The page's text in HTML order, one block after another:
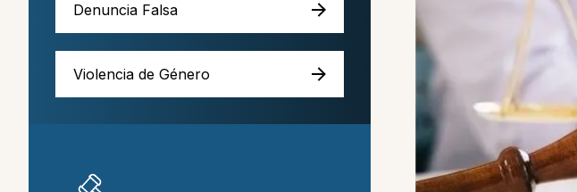
Denuncia Falsa
Violencia de Género